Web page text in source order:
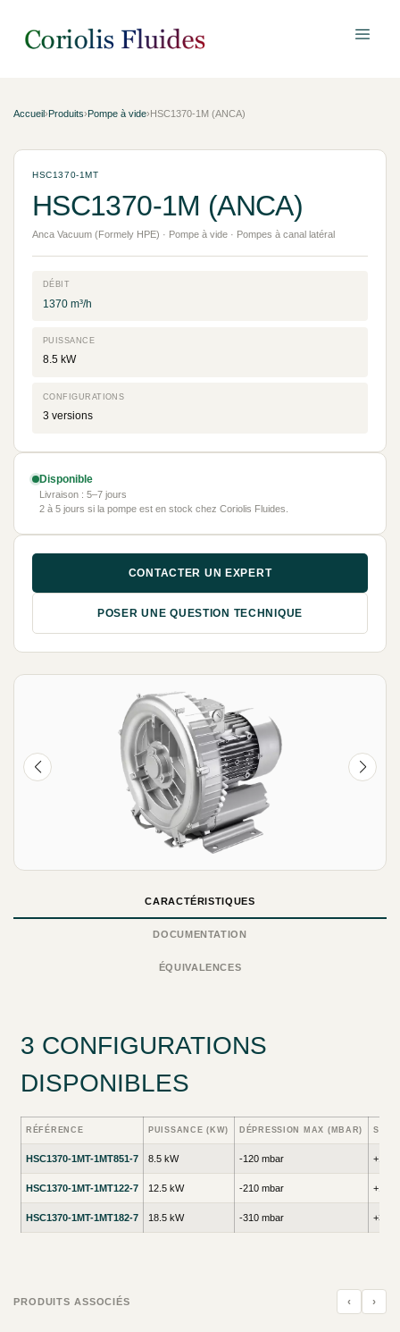
Accueil›Produits›Pompe à vide›HSC1370-1M (ANCA)
CARACTÉRISTIQUES
DOCUMENTATION
ÉQUIVALENCES
3 CONFIGURATIONS
DISPONIBLES
RÉFÉRENCE PUISSANCE (KW) DÉPRESSION MAX (MBAR)
HSC1370-1MT-1MT851-7 8.5 kW -120 mbar +110
HSC1370-1MT-1MT122-7 12.5 kW -210 mbar +190
HSC1370-1MT-1MT182-7 18.5 kW -310 mbar +320
PRODUITS ASSOCIÉS ‹ ›
HSC1370-1MT
HSC1370-1M (ANCA)
Anca Vacuum (Formely HPE) · Pompe à vide · Pompes à canal latéral
DÉBIT
1370 m³/h
PUISSANCE
8.5 kW
CONFIGURATIONS
3 versions
Disponible
Livraison : 5–7 jours
2 à 5 jours si la pompe est en stock chez Coriolis Fluides.
CONTACTER UN EXPERT
POSER UNE QUESTION TECHNIQUE